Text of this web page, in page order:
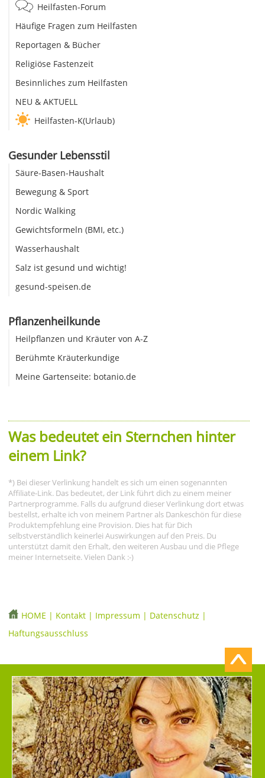
Heilfasten-Forum
Häufige Fragen zum Heilfasten
Reportagen & Bücher
Religiöse Fastenzeit
Besinnliches zum Heilfasten
NEU & AKTUELL
Heilfasten-K(Urlaub)
Gesunder Lebensstil
Säure-Basen-Haushalt
Bewegung & Sport
Nordic Walking
Gewichtsformeln (BMI, etc.)
Wasserhaushalt
Salz ist gesund und wichtig!
gesund-speisen.de
Pflanzenheilkunde
Heilpflanzen und Kräuter von A-Z
Berühmte Kräuterkundige
Meine Gartenseite: botanio.de
Was bedeutet ein Sternchen hinter
einem Link?
*) Bei dieser Verlinkung handelt es sich um einen sogenannten
Affiliate-Link. Das bedeutet, der Link führt dich zu einem meiner
Partnerprogramme. Falls du aufgrund dieser Verlinkung dort etwas
bestellst, erhalte ich von meinem Partner als Dankeschön für diese
Produktempfehlung eine Provision. Dies hat für Dich
selbstverständlich keinerlei Auswirkungen auf den Preis. Du
unterstützt damit den Erhalt, den weiteren Ausbau und die Pflege
meiner Internetseite. Vielen Dank :-)
HOME | Kontakt | Impressum | Datenschutz |
Haftungsausschluss